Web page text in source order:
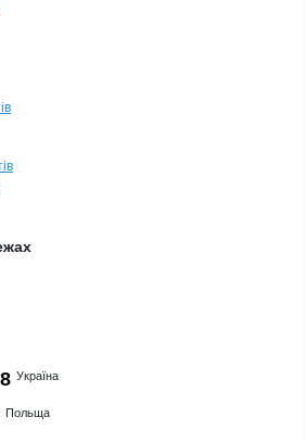
Україна
Польща